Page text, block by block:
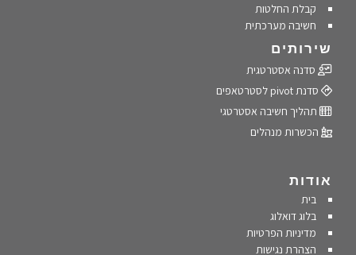
קבלת החלטות
חשיבה מערכתית
שירותים
סדנה אסטרטגית
סדנת pivot לסטרטאפים
תהליך חשיבה אסטרטגי
הכשרות מנהלים
אודות
בית
בלוג דואלוג
מדיניות הפרטיות
הצהרת נגישות